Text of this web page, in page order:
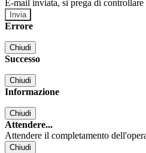
E-mail inviata, si prega di controllare
Errore
Chiudi
Successo
Chiudi
Informazione
Chiudi
Attendere...
Attendere il completamento
Chiudi